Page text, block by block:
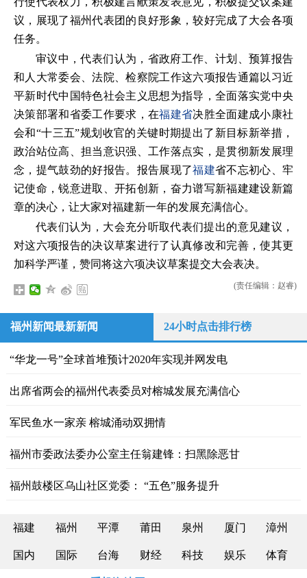
议，展现了福州代表团的良好形象，较好完成了大会各项
任务。
审议中，代表们认为，省政府工作、计划、预算报告
和人大常委会、法院、检察院工作这六项报告通篇以习近
平新时代中国特色社会主义思想为指导，全面落实党中央
决策部署和省委工作要求，在福建省决胜全面建成小康社
会和“十三五”规划收官的关键时期提出了新目标新举措，
政治站位高、担当意识强、工作落点实，是贯彻新发展理
念，提气鼓劲的好报告。报告展现了福建省不忘初心、牢
记使命，锐意进取、开拓创新，奋力谱写新福建建设新篇
章的决心，让大家对福建新一年的发展充满信心。
代表们认为，大会充分听取代表们提出的意见建议，
对这六项报告的决议草案进行了认真修改和完善，使其更
加科学严谨，赞同将这六项决议草案提交大会表决。
(责任编辑：赵睿)
福州新闻最新新闻 24小时点击排行榜
“华龙一号”全球首堆预计2020年实现并网发电
出席省两会的福州代表委员对榕城发展充满信心
军民鱼水一家亲 榕城涌动双拥情
福州市委政法委办公室主任翁建锋：扫黑除恶甘
福州鼓楼区乌山社区党委： “五色”服务提升
福建 福州 平潭 莆田 泉州 厦门 漳州
国内 国际 台海 财经 科技 娱乐 体育